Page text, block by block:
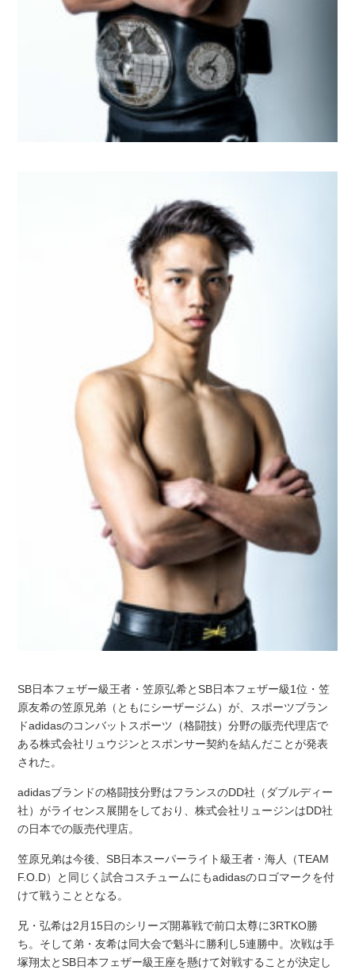
SB日本フェザー級王者・笠原弘希とSB日本フェザー級1位・笠
原友希の笠原兄弟（ともにシーザージム）が、スポーツブラン
ドadidasのコンバットスポーツ（格闘技）分野の販売代理店で
ある株式会社リュウジンとスポンサー契約を結んだことが発表
された。
adidasブランドの格闘技分野はフランスのDD社（ダブルディー
社）がライセンス展開をしており、株式会社リュージンはDD社
の日本での販売代理店。
笠原兄弟は今後、SB日本スーパーライト級王者・海人（TEAM
F.O.D）と同じく試合コスチュームにもadidasのロゴマークを付
けて戦うこととなる。
兄・弘希は2月15日のシリーズ開幕戦で前口太尊に3RTKO勝
ち。そして弟・友希は同大会で魁斗に勝利し5連勝中。次戦は手
塚翔太とSB日本フェザー級王座を懸けて対戦することが決定し